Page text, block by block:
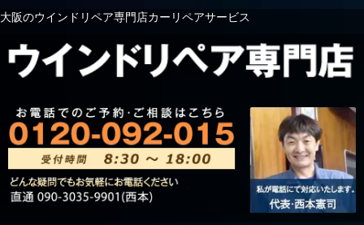
大阪のウインドリペア専門店カーリペアサービス